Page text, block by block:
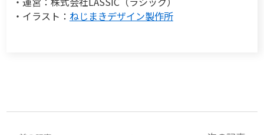
・イラスト： ねじまきデザイン製作所